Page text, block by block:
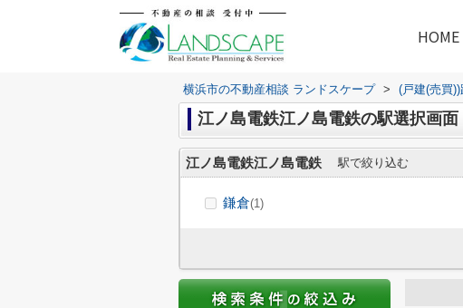
HOME
横浜市の不動産相談 ランドスケープ > (戸建(売買
江ノ島電鉄江ノ島電鉄の駅選択画面
江ノ島電鉄江ノ島電鉄 駅で絞り込む
鎌倉(1)